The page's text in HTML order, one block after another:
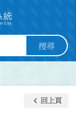
搜尋
keyboard_arrow_left 回上頁